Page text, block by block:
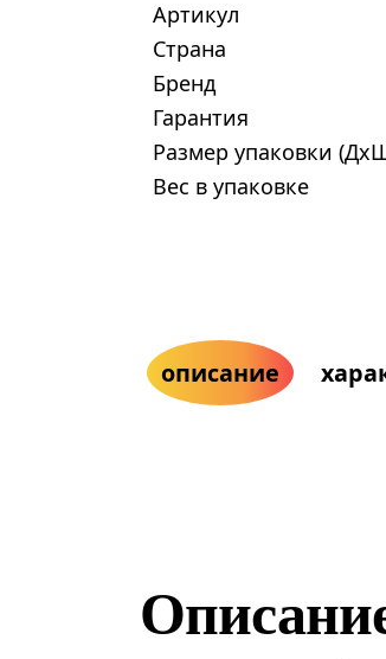
Артикул
Страна
Бренд
Гарантия
Размер упаковки
Вес в упаковке
описание